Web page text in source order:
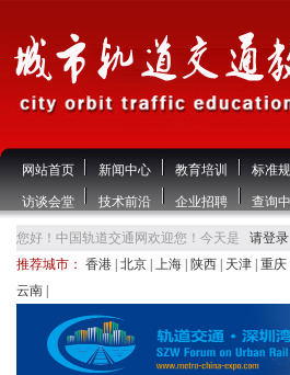
网站首页 新闻中心 教育培训 标准
访谈会堂 技术前沿 企业招聘 查询
您好！中国轨道交通网欢迎您！今天是 请登录
推荐城市： 香港 北京 上海 陕西 天津 重庆
云南